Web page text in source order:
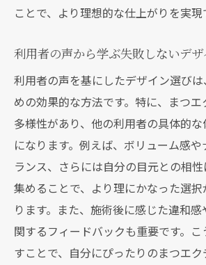
ことで、より理想的な仕上がりを実現
利用者の声から学ぶ失敗しないデ
利用者の声を基にしたデザイン選び
めの効果的な方法です。特に、まつ
多様性があり、他の利用者の具体的
になります。例えば、ボリューム感
ランス、さらには自分の目元との相
集めることで、より理にかなった選
ります。また、施術後に感じた違和
関するフィードバックも重要です。
すことで、自分にぴったりのまつエ